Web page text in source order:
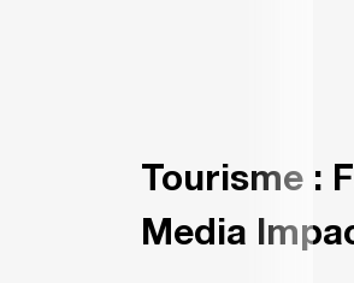
Tourisme :
Media